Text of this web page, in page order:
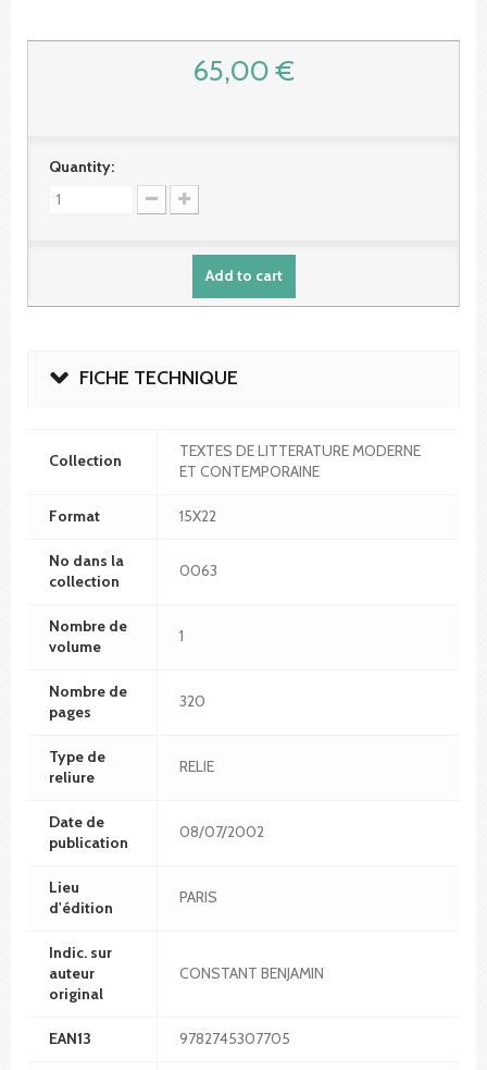
65,00 €
Quantity:
Add to cart
FICHE TECHNIQUE
Collection
TEXTES DE LITTERATURE MODERNE
ET CONTEMPORAINE
Format 15X22
No dans la
collection
0063
Nombre de
volume
1
Nombre de
pages
320
Type de
reliure
RELIE
Date de
publication
08/07/2002
Lieu
d'édition
PARIS
Indic. sur
auteur
original
CONSTANT BENJAMIN
EAN13 9782745307705